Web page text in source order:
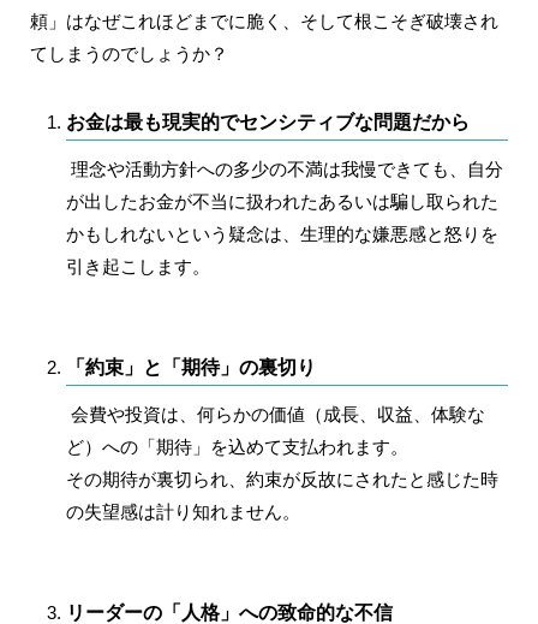
頼」はなぜこれほどまでに脆く、そして根こそぎ破壊され
てしまうのでしょうか？
お金は最も現実的でセンシティブな問題だから
理念や活動方針への多少の不満は我慢できても、自分
が出したお金が不当に扱われたあるいは騙し取られた
かもしれないという疑念は、生理的な嫌悪感と怒りを
引き起こします。
「約束」と「期待」の裏切り
会費や投資は、何らかの価値（成長、収益、体験な
ど）への「期待」を込めて支払われます。
その期待が裏切られ、約束が反故にされたと感じた時
の失望感は計り知れません。
リーダーの「人格」への致命的な不信